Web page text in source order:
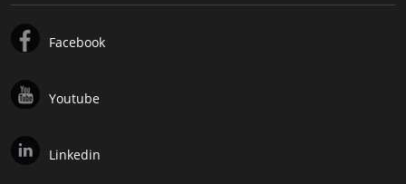
Facebook
Youtube
Linkedin